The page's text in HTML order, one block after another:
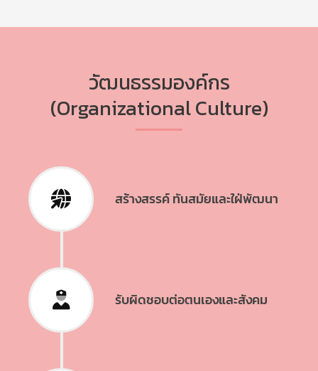
วัฒนธรรมองค์กร
(Organizational Culture)
สร้างสรรค์ ทันสมัยและใฝ่พัฒนา
รับผิดชอบต่อตนเองและสังคม